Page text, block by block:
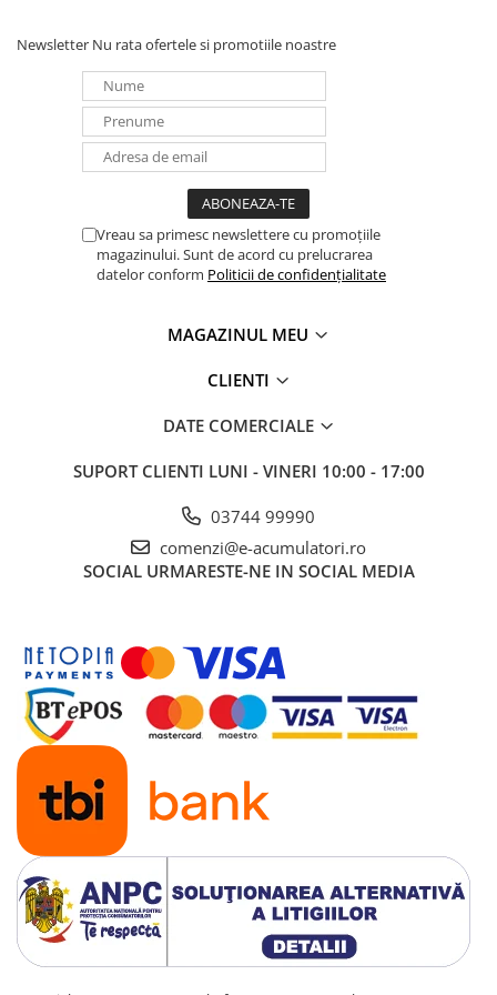
Newsletter Nu rata ofertele si promotiile noastre
Vreau sa primesc newslettere cu promoțiile
magazinului. Sunt de acord cu prelucrarea
datelor conform Politicii de confidențialitate
MAGAZINUL MEU
CLIENTI
DATE COMERCIALE
SUPORT CLIENTI LUNI - VINERI 10:00 - 17:00
03744 99990
comenzi@e-acumulatori.ro
SOCIAL URMARESTE-NE IN SOCIAL MEDIA